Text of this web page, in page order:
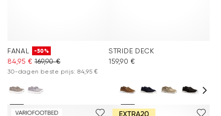
FANAL -50%
84,95 € 169,90 €
30-dagen beste prijs: 84,95 €
STRIDE DECK
159,90 €